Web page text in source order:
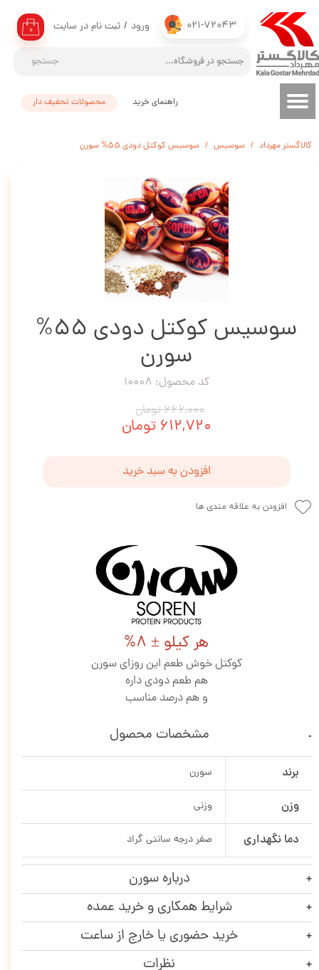
021-72043
جستجو
۰ ورود / ثبت نام در سایت
حساب کاربری من
تغییر گذر واژه
سفارشات
محصولات تحفیف دار راهنمای خرید
کالاگستر مهرداد سوسیس سوسیس کوکتل دودی 55% سورن
سوسیس کوکتل دودی 55%
سورن
کد محصول: 10008
۶۶۶,۰۰۰ تومان
۶۱۲,۷۲۰ تومان
افزودن به سبد خرید
افزودن به علاقه مندی ها
هر کیلو ± 8%
کوکتل خوش طعم این روزای سورن
هم طعم دودی داره
و هم درصد مناسب
مشخصات محصول
برند سورن
وزن وزنی
دما نگهداری صفر درجه سانتی گراد
درباره سورن
شرایط همکاری و خرید عمده
خرید حضوری یا خارج از ساعت
نظرات